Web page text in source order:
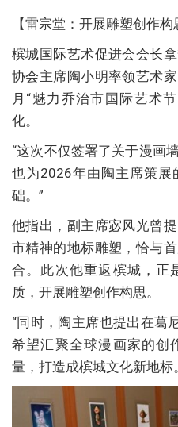
【雷宗堂：开展雕塑创作构
槟城国际艺术促进会会长
协会主席陶小明率领艺术
月“魅力乔治市国际艺术
化。
“这次不仅签署了关于漫画
也为2026年由陶主席策展
础。”
他指出，副主席宓风光曾
市精神的地标雕塑，恰与
合。此次他重返槟城，正
质，开展雕塑创作构思。
“同时，陶主席也提出在葛
希望汇聚全球漫画家的创
量，打造成槟城文化新地标